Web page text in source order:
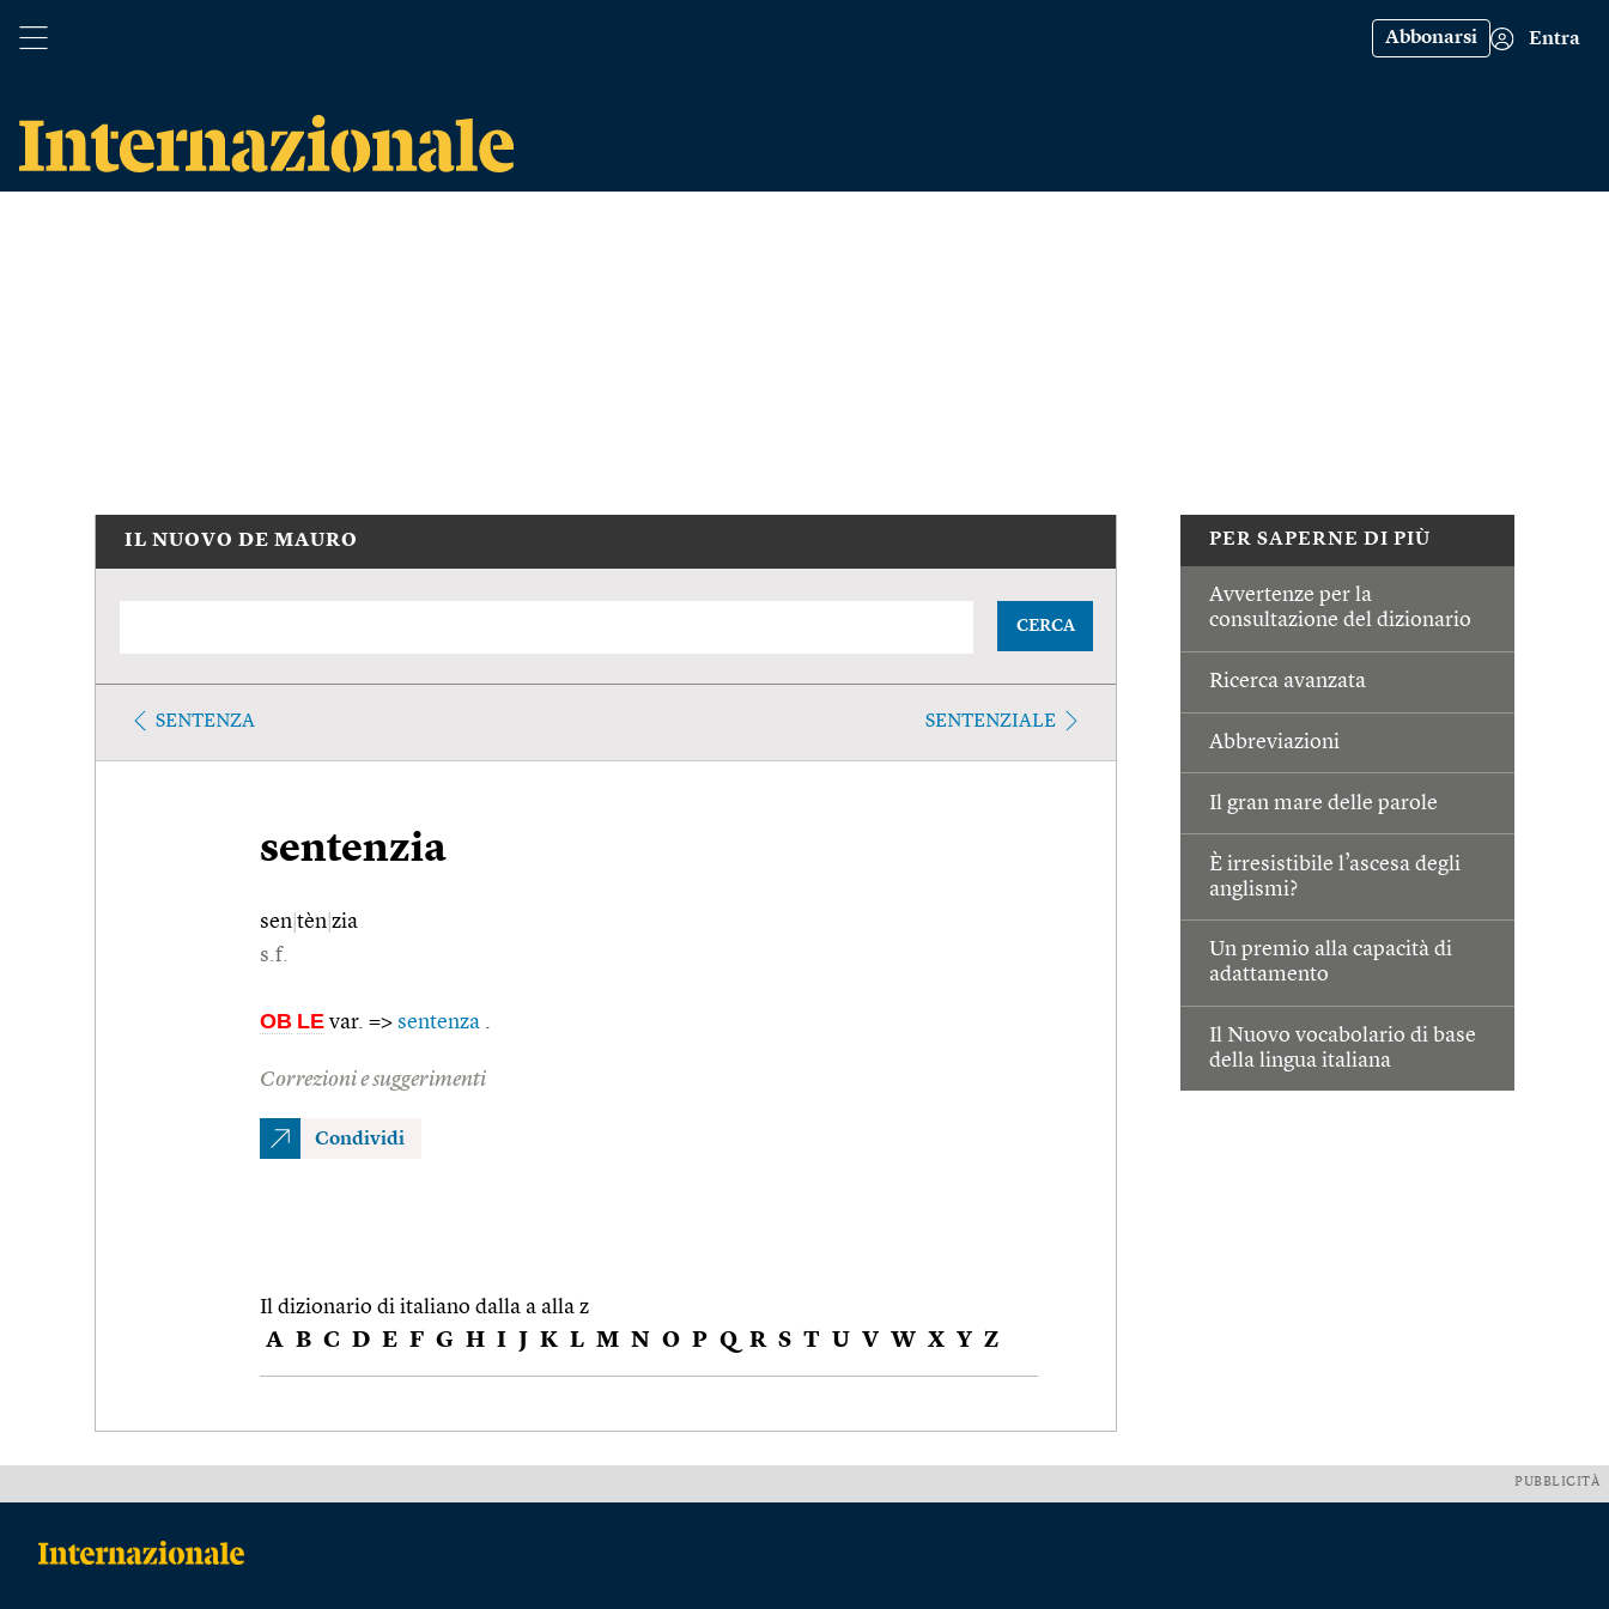
Abbonarsi Entra
PER SAPERNE DI PIÙ
Avvertenze per la
consultazione del dizionario
Ricerca avanzata
Abbreviazioni
Il gran mare delle parole
È irresistibile l’ascesa degli
anglismi?
Un premio alla capacità di
adattamento
Il Nuovo vocabolario di base
della lingua italiana
IL NUOVO DE MAURO
CERCA
SENTENZA SENTENZIALE
sentenzia
sen tèn zia
s.f.
OB LE var. => sentenza .
Correzioni e suggerimenti
Condividi
Il dizionario di italiano dalla a alla z
A B C D E F G H I J K L M N O P Q R S T U V W X Y Z
PUBBLICITÀ